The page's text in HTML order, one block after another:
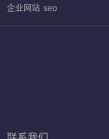
企业网站 seo